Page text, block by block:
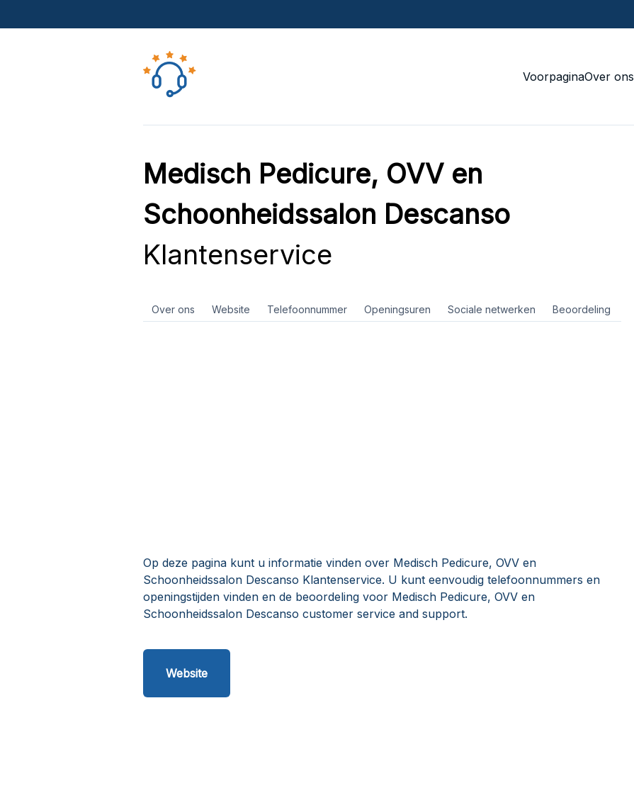
VoorpaginaOver ons
Medisch Pedicure, OVV en
Schoonheidssalon Descanso
Klantenservice
Over ons Website Telefoonnummer Openingsuren Sociale netwerken Beoordeling
Op deze pagina kunt u informatie vinden over Medisch Pedicure, OVV en
Schoonheidssalon Descanso Klantenservice. U kunt eenvoudig telefoonnummers en
openingstijden vinden en de beoordeling voor Medisch Pedicure, OVV en
Schoonheidssalon Descanso customer service and support.
Website